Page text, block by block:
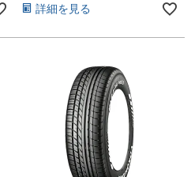
詳細を見る